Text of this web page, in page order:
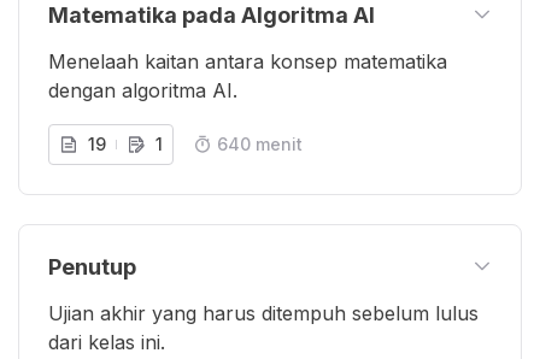
Matematika pada Algoritma AI
Menelaah kaitan antara konsep matematika
dengan algoritma AI.
19 1 640 menit
Penutup
Ujian akhir yang harus ditempuh sebelum lulus
dari kelas ini.